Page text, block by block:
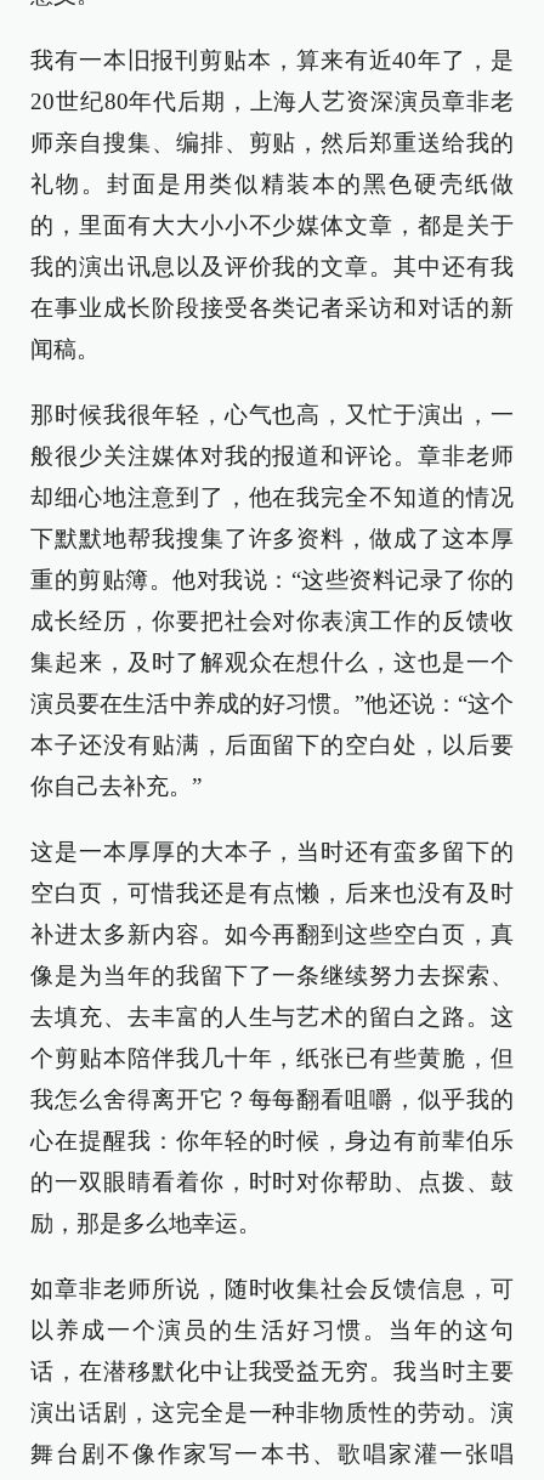
我有一本旧报刊剪贴本，算来有近40年了，是
20世纪80年代后期，上海人艺资深演员章非老
师亲自搜集、编排、剪贴，然后郑重送给我的
礼物。封面是用类似精装本的黑色硬壳纸做
的，里面有大大小小不少媒体文章，都是关于
我的演出讯息以及评价我的文章。其中还有我
在事业成长阶段接受各类记者采访和对话的新
闻稿。
那时候我很年轻，心气也高，又忙于演出，一
般很少关注媒体对我的报道和评论。章非老师
却细心地注意到了，他在我完全不知道的情况
下默默地帮我搜集了许多资料，做成了这本厚
重的剪贴簿。他对我说：“这些资料记录了你的
成长经历，你要把社会对你表演工作的反馈收
集起来，及时了解观众在想什么，这也是一个
演员要在生活中养成的好习惯。”他还说：“这个
本子还没有贴满，后面留下的空白处，以后要
你自己去补充。”
这是一本厚厚的大本子，当时还有蛮多留下的
空白页，可惜我还是有点懒，后来也没有及时
补进太多新内容。如今再翻到这些空白页，真
像是为当年的我留下了一条继续努力去探索、
去填充、去丰富的人生与艺术的留白之路。这
个剪贴本陪伴我几十年，纸张已有些黄脆，但
我怎么舍得离开它？每每翻看咀嚼，似乎我的
心在提醒我：你年轻的时候，身边有前辈伯乐
的一双眼睛看着你，时时对你帮助、点拨、鼓
励，那是多么地幸运。
如章非老师所说，随时收集社会反馈信息，可
以养成一个演员的生活好习惯。当年的这句
话，在潜移默化中让我受益无穷。我当时主要
演出话剧，这完全是一种非物质性的劳动。演
舞台剧不像作家写一本书、歌唱家灌一张唱